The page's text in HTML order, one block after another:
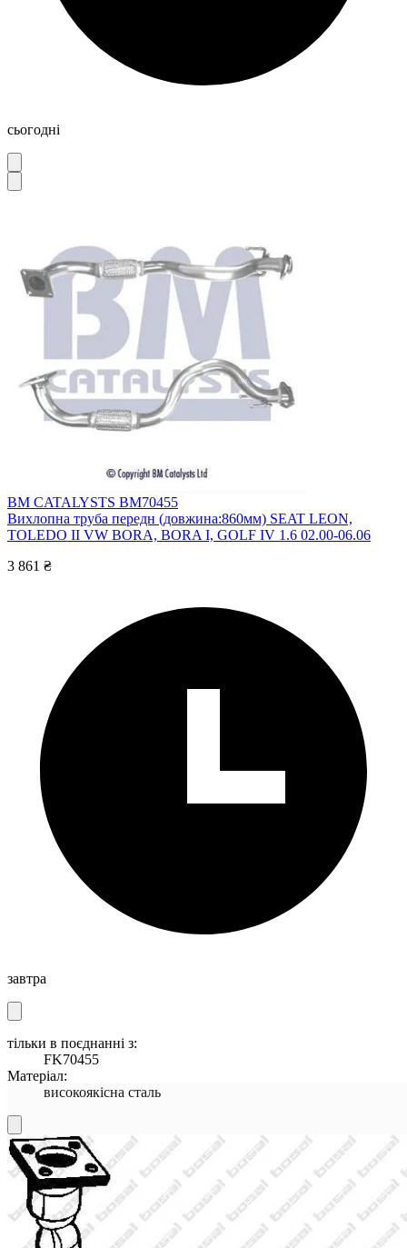
сьогодні
BM CATALYSTS BM70455
Вихлопна труба передн (довжина:860мм) SEAT LEON,
TOLEDO II VW BORA, BORA I, GOLF IV 1.6 02.00-06.06
3 861 ₴
завтра
тільки в поєднанні з:
FK70455
Матеріал:
високоякісна сталь